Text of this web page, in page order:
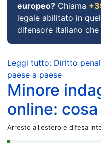
europeo? Chiama
legale abilitato in
difensore italiano
Leggi tutto: Diritto
paese a paese
Minore
online:
Arresto all'estero e difesa